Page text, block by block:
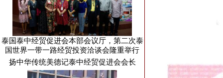
泰国泰中经贸促进会本部会议厅，第二次泰
国世界一带一路经贸投资洽谈会隆重举行
扬中华传统美德记泰中经贸促进会会长